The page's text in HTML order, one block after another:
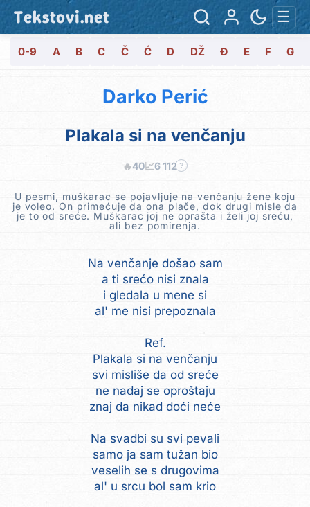
Tekstovi.net ☰
0-9 A B C Č Ć D DŽ Đ E F G
Darko Perić
Plakala si na venčanju
🔥40📈6 112 ?
U pesmi, muškarac se pojavljuje na venčanju žene koju
je voleo. On primećuje da ona plače, dok drugi misle da
je to od sreće. Muškarac joj ne oprašta i želi joj sreću,
ali bez pomirenja.
Na venčanje došao sam
a ti srećo nisi znala
i gledala u mene si
al' me nisi prepoznala
Ref.
Plakala si na venčanju
svi misliše da od sreće
ne nadaj se oproštaju
znaj da nikad doći neće
Na svadbi su svi pevali
samo ja sam tužan bio
veselih se s drugovima
al' u srcu bol sam krio